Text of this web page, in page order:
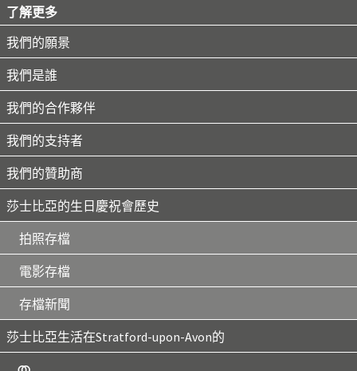
了解更多
我們的願景
我們是誰
我們的合作夥伴
我們的支持者
我們的贊助商
莎士比亞的生日慶祝會歷史
拍照存檔
電影存檔
存檔新聞
莎士比亞生活在Stratford-upon-Avon的